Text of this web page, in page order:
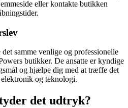
eller kontakte butikken
samme venlige og professionelle
butikker. De ansatte er kyndige
og hjælpe dig med at træffe det
og teknologi.
det udtryk?